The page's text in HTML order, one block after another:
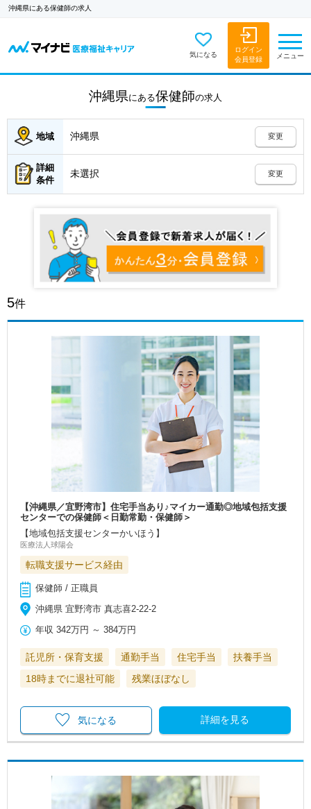
沖縄県にある保健師の求人
気になる
ログイン
会員登録
メニュー
沖縄県にある保健師の求人
地域 沖縄県 変更
詳細
条件
未選択 変更
5件
【沖縄県／宜野湾市】住宅手当あり♪マイカー通勤◎地域包括支援
センターでの保健師＜日勤常勤・保健師＞
【地域包括支援センターかいほう】
医療法人球陽会
転職支援サービス経由
保健師 / 正職員
沖縄県 宜野湾市 真志喜2-22-2
年収 342万円 ～384万円
託児所・保育支援 通勤手当 住宅手当
扶養手当
18時までに退社可能
残業ほぼなし
詳細を見る
気になる